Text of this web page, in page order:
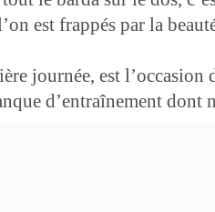
est frappés par la
journée, est l’occasion
d’entraînement dont